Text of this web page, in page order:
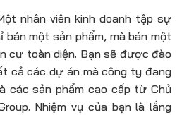
nhân viên kinh doanh tập sự
bán một sản phẩm, mà bán một
cư toàn diện. Bạn sẽ được đào
cả các dự án mà công ty đang
các sản phẩm cao cấp từ Chủ
Nhiệm vụ của bạn là lắng